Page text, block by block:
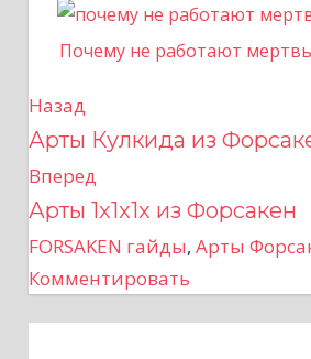
Почему не работают
Н
а
в
и
г
Назад
Арты Кулкида из
Вперед
Арты 1x1x1x из Форсакен
FORSAKEN гайды, Арты
Комментировать